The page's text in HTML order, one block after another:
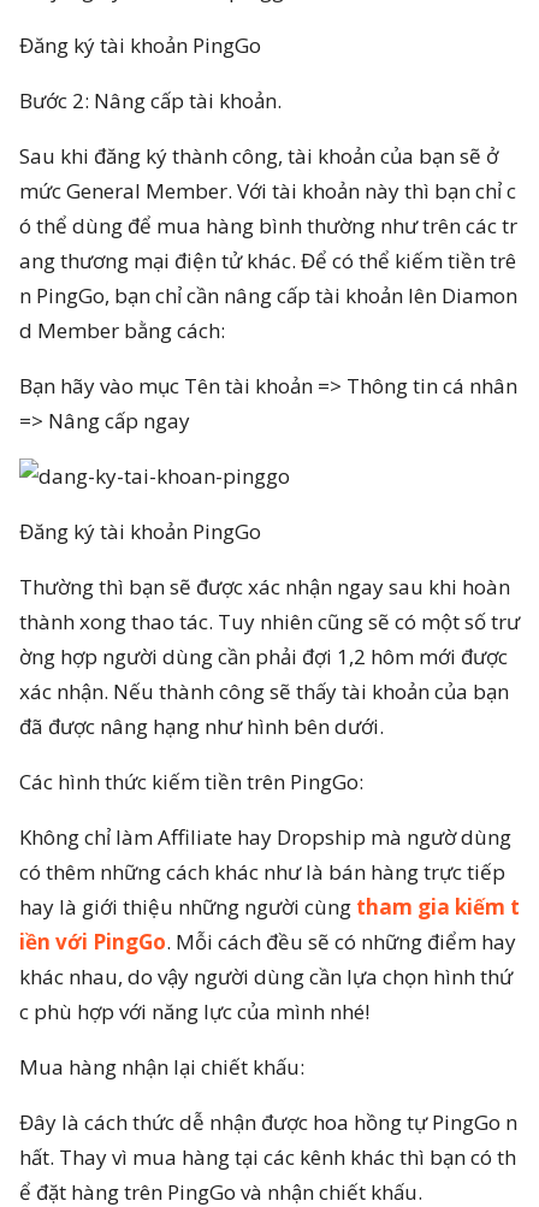
Đăng ký tài khoản PingGo
Bước 2: Nâng cấp tài khoản.
Sau khi đăng ký thành công, tài khoản của bạn sẽ ở
mức General Member. Với tài khoản này thì bạn chỉ c
ó thể dùng để mua hàng bình thường như trên các tr
ang thương mại điện tử khác. Để có thể kiếm tiền trê
n PingGo, bạn chỉ cần nâng cấp tài khoản lên Diamon
d Member bằng cách:
Bạn hãy vào mục Tên tài khoản => Thông tin cá nhân
=> Nâng cấp ngay
Đăng ký tài khoản PingGo
Thường thì bạn sẽ được xác nhận ngay sau khi hoàn
thành xong thao tác. Tuy nhiên cũng sẽ có một số trư
ờng hợp người dùng cần phải đợi 1,2 hôm mới được
xác nhận. Nếu thành công sẽ thấy tài khoản của bạn
đã được nâng hạng như hình bên dưới.
Các hình thức kiếm tiền trên PingGo:
Không chỉ làm Affiliate hay Dropship mà ngườ dùng
có thêm những cách khác như là bán hàng trực tiếp
hay là giới thiệu những người cùng tham gia kiếm t
iền với PingGo. Mỗi cách đều sẽ có những điểm hay
khác nhau, do vậy người dùng cần lựa chọn hình thứ
c phù hợp với năng lực của mình nhé!
Mua hàng nhận lại chiết khấu:
Đây là cách thức dễ nhận được hoa hồng tự PingGo n
hất. Thay vì mua hàng tại các kênh khác thì bạn có th
ể đặt hàng trên PingGo và nhận chiết khấu.